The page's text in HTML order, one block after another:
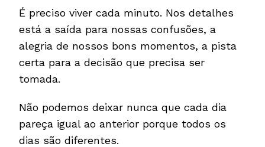
É preciso viver cada minuto. Nos detalhes
está a saída para nossas confusões, a
alegria de nossos bons momentos, a pista
certa para a decisão que precisa ser
tomada.
Não podemos deixar nunca que cada dia
pareça igual ao anterior porque todos os
dias são diferentes.